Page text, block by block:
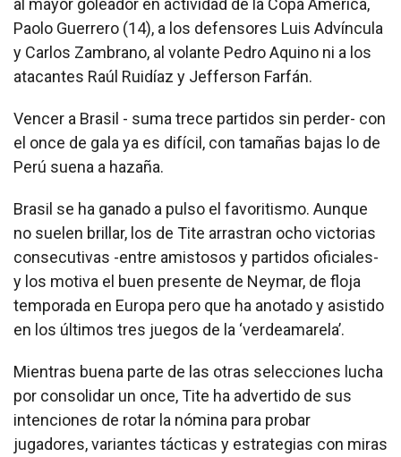
Paolo Guerrero (14), a los defensores Luis Advíncula
y Carlos Zambrano, al volante Pedro Aquino ni a los
atacantes Raúl Ruidíaz y Jefferson Farfán.
Vencer a Brasil - suma trece partidos sin perder- con
el once de gala ya es difícil, con tamañas bajas lo de
Perú suena a hazaña.
Brasil se ha ganado a pulso el favoritismo. Aunque
no suelen brillar, los de Tite arrastran ocho victorias
consecutivas -entre amistosos y partidos oficiales-
y los motiva el buen presente de Neymar, de floja
temporada en Europa pero que ha anotado y asistido
en los últimos tres juegos de la ‘verdeamarela’.
Mientras buena parte de las otras selecciones lucha
por consolidar un once, Tite ha advertido de sus
intenciones de rotar la nómina para probar
jugadores, variantes tácticas y estrategias con miras